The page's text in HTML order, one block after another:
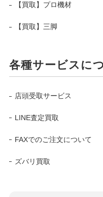
【買取】プロ機材
【買取】三脚
各種サービスに
店頭受取サービス
LINE査定買取
FAXでのご注文について
ズバリ買取